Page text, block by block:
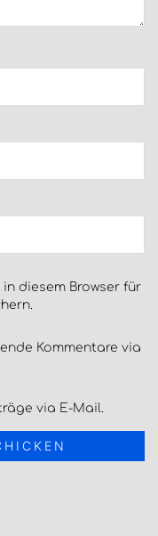
diesem Browser für
Kommentare via
via E-Mail.